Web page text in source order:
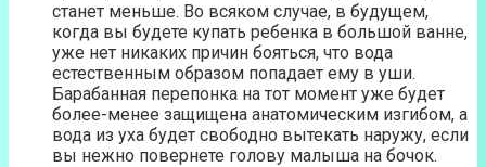
станет меньше. Во всяком случае, в будущем,
когда вы будете купать ребенка в большой ванне,
уже нет никаких причин бояться, что вода
естественным образом попадает ему в уши.
Барабанная перепонка на тот момент уже будет
более-менее защищена анатомическим изгибом, а
вода из уха будет свободно вытекать наружу, если
вы нежно повернете голову малыша на бочок.